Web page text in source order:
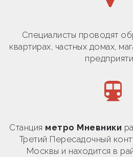
Специалисты проводят
квартирах, частных домах,
Станция метро Мневники
Третий Пересадочный
Москвы и находится в